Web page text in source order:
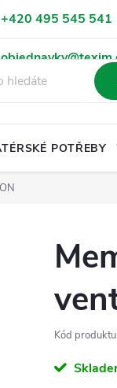
+420 495 545 541
údajů Ke
POTŘEBY
Kód produktu: